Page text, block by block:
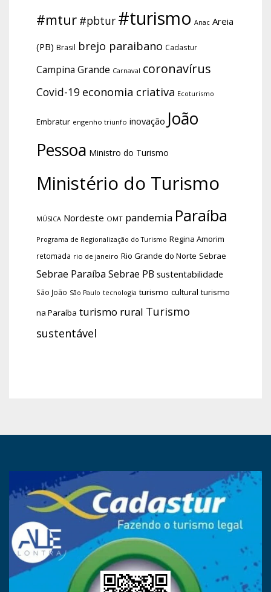
#mtur #pbtur #turismo Anac Areia
(PB) Brasil brejo paraibano Cadastur
Campina Grande Carnaval coronavírus
Covid-19 economia criativa Ecoturismo
Embratur engenho triunfo inovação João
Pessoa Ministro do Turismo
Ministério do Turismo
MÚSICA Nordeste OMT pandemia Paraíba
Programa de Regionalização do Turismo Regina Amorim
retomada rio de janeiro Rio Grande do Norte Sebrae
Sebrae Paraíba Sebrae PB sustentabilidade
São João São Paulo tecnologia turismo cultural turismo
na Paraíba turismo rural Turismo
sustentável